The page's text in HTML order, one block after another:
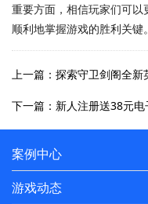
重要方面，相信玩家们可以
顺利地掌握游戏的胜利关键。
案例中心
游戏动态